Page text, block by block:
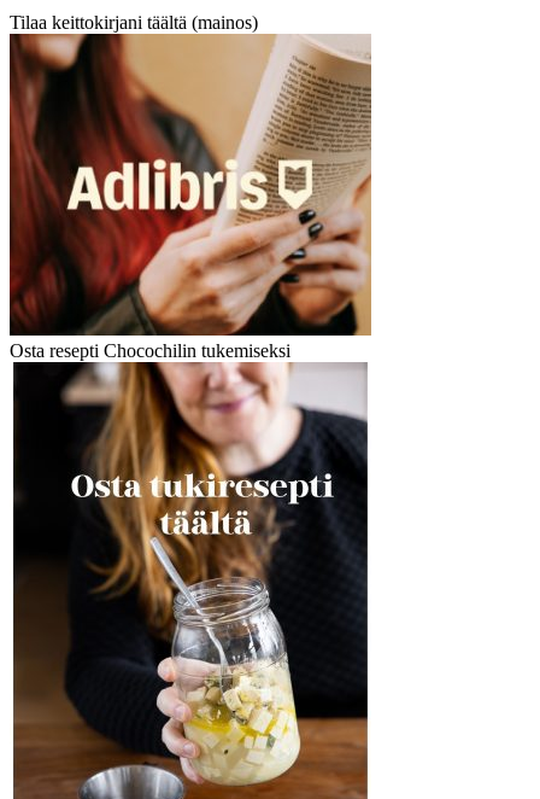
Tilaa keittokirjani täältä (mainos)
Osta resepti Chocochilin tukemiseksi